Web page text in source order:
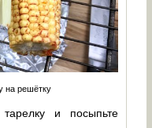
на решётку
и посыпьте